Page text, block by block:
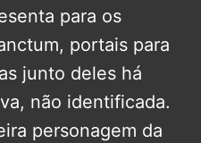
para os
portais para
junto deles há
não identificada.
personagem da